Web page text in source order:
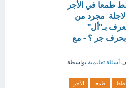
طمعا في الأجر
لاجلة مجرد من
بـ"أل"
جر ؟ - مع
أسئلة تعليمية بواسطة
طمعا
الأجر